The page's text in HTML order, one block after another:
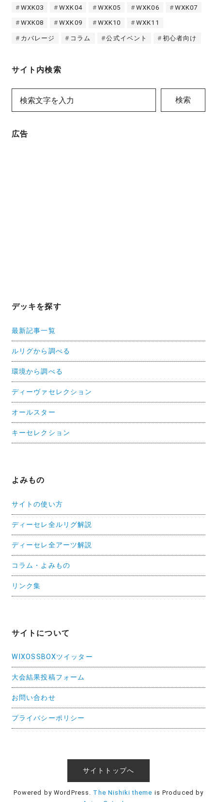
WXK03 WXK04 WXK05 WXK06 WXK07
WXK08 WXK09 WXK10 WXK11
カバレージ コラム 公式イベント 初心者向け
サイト内検索
検索
広告
デッキを探す
最新記事一覧
ルリグから調べる
環境から調べる
ディーヴァセレクション
オールスター
キーセレクション
よみもの
サイトの使い方
ディーセレ全ルリグ解説
ディーセレ全アーツ解説
コラム・よみもの
リンク集
サイトについて
WIXOSSBOXツイッター
大会結果投稿フォーム
お問い合わせ
プライバシーポリシー
サイトトップへ
Powered by WordPress. The Nishiki theme is Produced by